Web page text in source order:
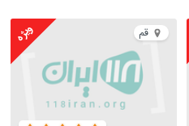
قم ویژه